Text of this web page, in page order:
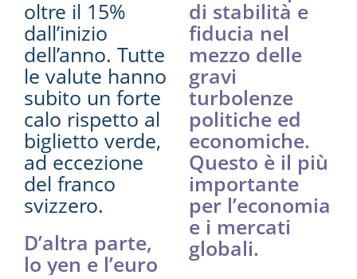
oltre il 15%
dall’inizio
dell’anno. Tutte
le valute hanno
subito un forte
calo rispetto al
biglietto verde,
ad eccezione
del franco
svizzero.
D’altra parte,
lo yen e l’euro
di stabilità e
fiducia nel
mezzo delle
gravi
turbolenze
politiche ed
economiche.
Questo è il più
importante
per l’economia
e i mercati
globali.